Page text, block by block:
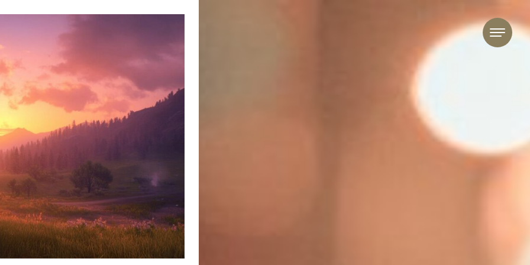
Rechercher un article
Mes thématiques photo
Astuces
Matériels
Non classé
Professionnels
Me contacter
Contact
Mentions Légales